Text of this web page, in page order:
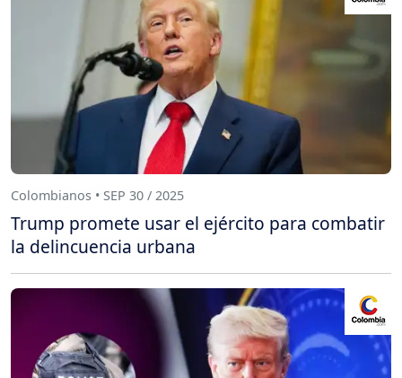
Colombianos • SEP 30 / 2025
Trump promete usar el ejército para combatir
la delincuencia urbana